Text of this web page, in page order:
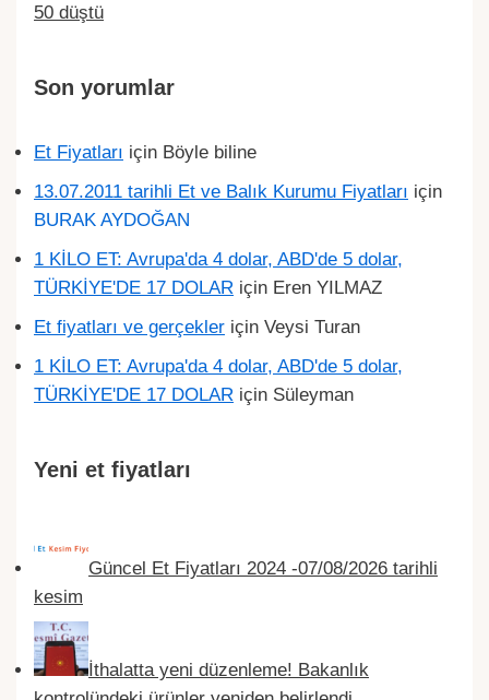
50 düştü
Son yorumlar
Et Fiyatları için Böyle biline
13.07.2011 tarihli Et ve Balık Kurumu Fiyatları için
BURAK AYDOĞAN
1 KİLO ET: Avrupa'da 4 dolar, ABD'de 5 dolar,
TÜRKİYE'DE 17 DOLAR için Eren YILMAZ
Et fiyatları ve gerçekler için Veysi Turan
1 KİLO ET: Avrupa'da 4 dolar, ABD'de 5 dolar,
TÜRKİYE'DE 17 DOLAR için Süleyman
Yeni et fiyatları
Güncel Et Fiyatları 2024 -07/08/2026 tarihli
kesim
İthalatta yeni düzenleme! Bakanlık